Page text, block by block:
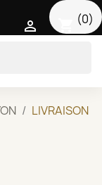
(0)

LIVRAISON